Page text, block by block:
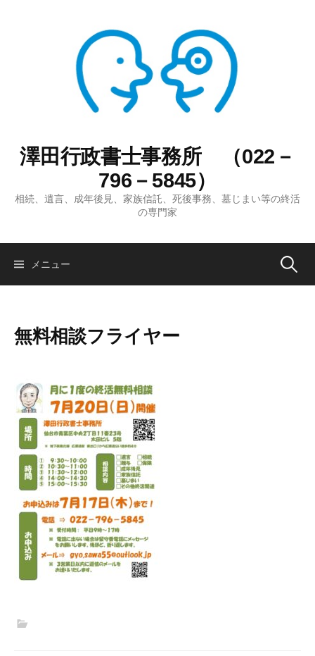
澤田行政書士事務所 （022－
796－5845）
相続、遺言、成年後見、家族信託、死後事務、墓じまい等の終活
の専門家
メニュー 検
無料相談フライヤー